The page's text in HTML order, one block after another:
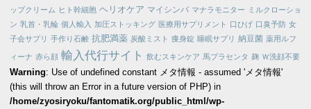
ップクリーム ヒト幹細胞 ヘリオケア マイシンバ マナラモニター
ミルクローショ
ン 乳首・乳輪 個人輸入 加圧ストッキング 医療用サプリメント 口ひげ 口臭予防 女
子会サプリ 手作り石鹸 抗肥満薬 炭酸ミスト 痩身錠 睡眠サプリ 納豆菌 薬用ルフ
ィーナ 赤ら顔 輸入代行サイト 飲むスキンケア 馬プラセンタ 麹 Ｗ洗顔不要
Warning: Use of undefined constant メタ情報 - assumed 'メタ情報'
(this will throw an Error in a future version of PHP) in
/home/zyosiryoku/fantomatik.org/public_html/wp-